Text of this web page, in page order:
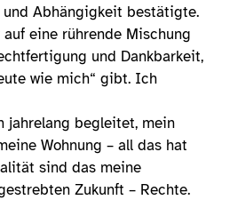
Abhängigkeit bestätigte.
eine rührende Mischung
und Dankbarkeit,
wie mich“ gibt. Ich
jahrelang begleitet, mein
Wohnung – all das hat
sind das meine
Zukunft – Rechte.